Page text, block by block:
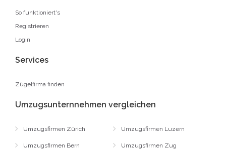
So funktioniert's
Registrieren
Login
Services
Zügelfirma finden
Umzugsunternnehmen vergleichen
Umzugsfirmen Zürich
Umzugsfirmen Bern
Umzugsfirmen Luzern
Umzugsfirmen Zug